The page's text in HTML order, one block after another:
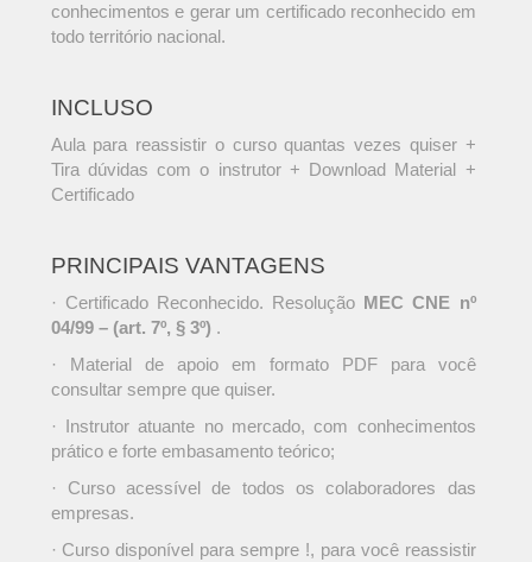
conhecimentos e gerar um certificado reconhecido em
todo território nacional.
INCLUSO
Aula para reassistir o curso quantas vezes quiser +
Tira dúvidas com o instrutor + Download Material +
Certificado
PRINCIPAIS VANTAGENS
· Certificado Reconhecido. Resolução MEC CNE nº
04/99 – (art. 7º, § 3º) .
· Material de apoio em formato PDF para você
consultar sempre que quiser.
· Instrutor atuante no mercado, com conhecimentos
prático e forte embasamento teórico;
· Curso acessível de todos os colaboradores das
empresas.
· Curso disponível para sempre !, para você reassistir